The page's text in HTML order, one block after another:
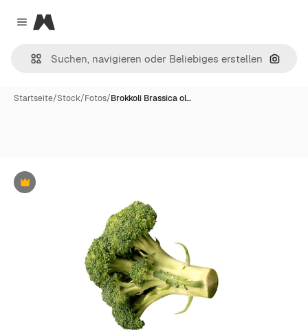
Close menu
Magnific
Nach
Startseite/Stock/Fotos/Brokkoli Brassica ol…
Premium